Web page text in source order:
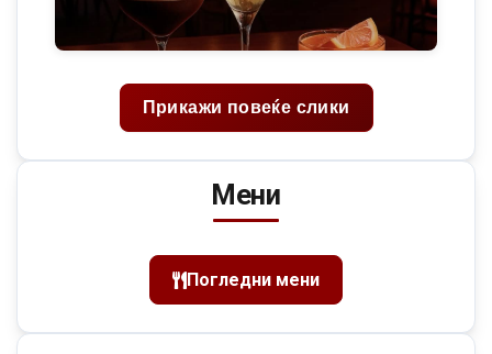
Прикажи повеќе слики
Мени
Погледни мени